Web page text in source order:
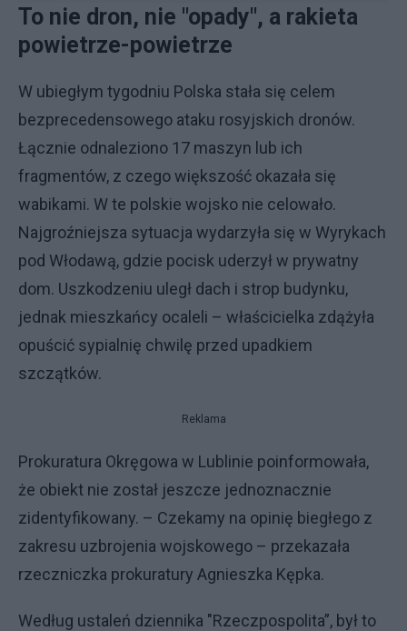
To nie dron, nie "opady", a rakieta
powietrze-powietrze
W ubiegłym tygodniu Polska stała się celem
bezprecedensowego ataku rosyjskich dronów.
Łącznie odnaleziono 17 maszyn lub ich
fragmentów, z czego większość okazała się
wabikami. W te polskie wojsko nie celowało.
Najgroźniejsza sytuacja wydarzyła się w Wyrykach
pod Włodawą, gdzie pocisk uderzył w prywatny
dom. Uszkodzeniu uległ dach i strop budynku,
jednak mieszkańcy ocaleli – właścicielka zdążyła
opuścić sypialnię chwilę przed upadkiem
szczątków.
Reklama
Prokuratura Okręgowa w Lublinie poinformowała,
że obiekt nie został jeszcze jednoznacznie
zidentyfikowany. – Czekamy na opinię biegłego z
zakresu uzbrojenia wojskowego – przekazała
rzeczniczka prokuratury Agnieszka Kępka.
Według ustaleń dziennika "Rzeczpospolita”, był to